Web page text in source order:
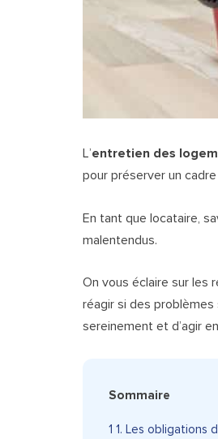
L’entretien des
pour préserver un
En tant que locataire,
malentendus.
On vous éclaire sur les
réagir si des
sereinement et d’agir
Sommaire
1 1. Les obligations